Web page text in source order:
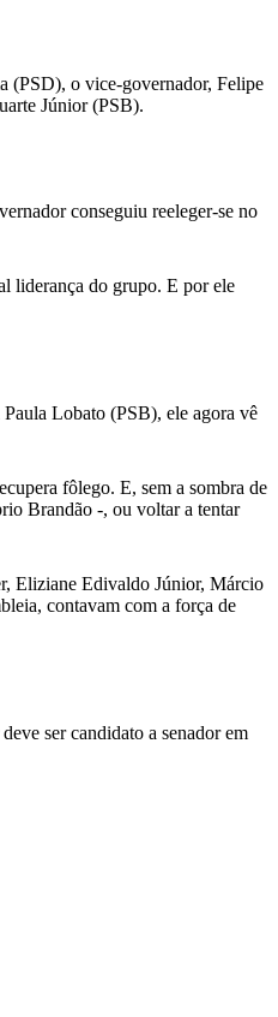
(PSD), o vice-governador, Felipe
Júnior (PSB).
conseguiu reeleger-se no
liderança do grupo. E por ele
Lobato (PSB), ele agora vê
fôlego. E, sem a sombra de
Brandão -, ou voltar a tentar
Eliziane Edivaldo Júnior, Márcio
contavam com a força de
ser candidato a senador em